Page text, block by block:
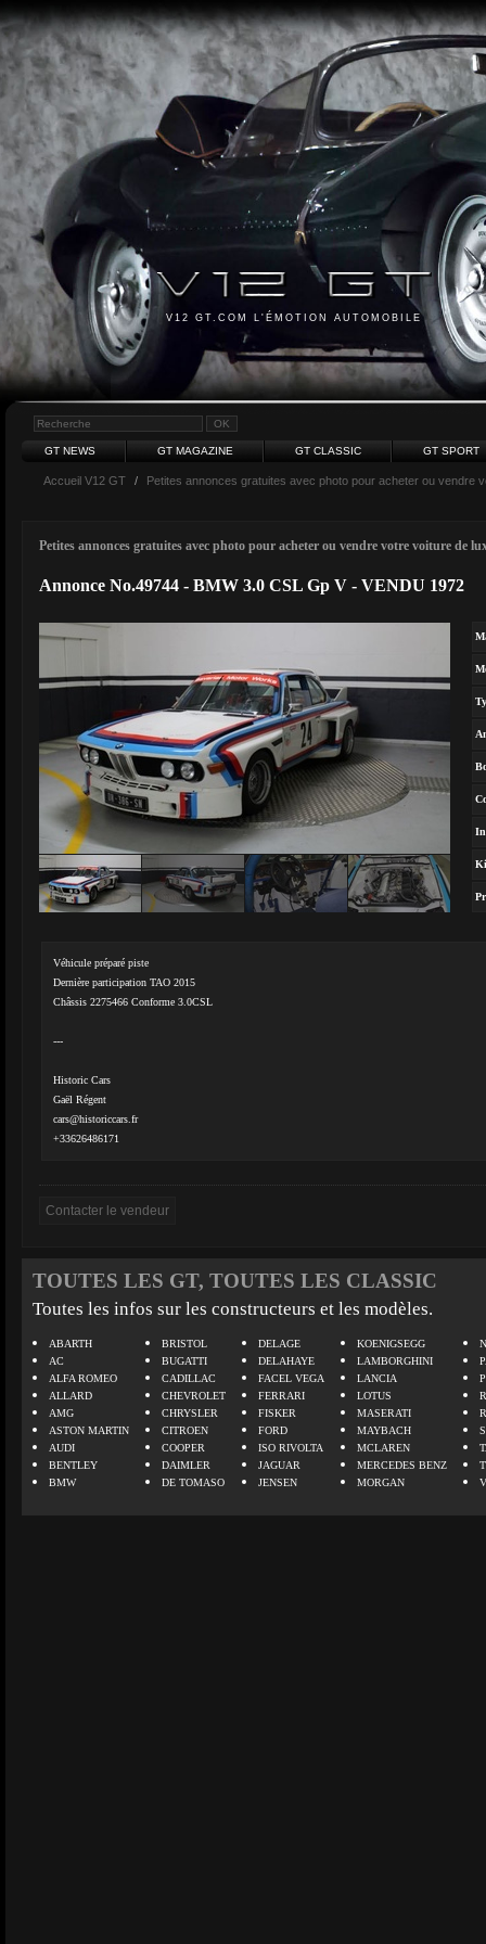
V12 GT.COM L'ÉMOTION AUTOMOBILE
GT NEWS GT MAGAZINE GT CLASSIC GT SPORT
Accueil V12 GT / Petites annonces gratuites avec photo pour acheter ou vendre
Petites annonces gratuites avec photo pour acheter ou vendre votre voiture de
Annonce No.49744 - BMW 3.0 CSL Gp V - VENDU 1972
Véhicule préparé piste
Dernière participation TAO 2015
Châssis 2275466 Conforme 3.0CSL
---
Historic Cars
Gaël Régent
cars@historiccars.fr
+33626486171
TOUTES LES GT, TOUTES LES CLASSIC
Toutes les infos sur les constructeurs et les modèles.
ABARTH
AC
ALFA ROMEO
ALLARD
AMG
ASTON MARTIN
AUDI
BENTLEY
BMW
BRISTOL
BUGATTI
CADILLAC
CHEVROLET
CHRYSLER
CITROEN
COOPER
DAIMLER
DE TOMASO
DELAGE
DELAHAYE
FACEL VEGA
FERRARI
FISKER
FORD
ISO RIVOLTA
JAGUAR
JENSEN
KOENIGSEGG
LAMBORGHINI
LANCIA
LOTUS
MASERATI
MAYBACH
MCLAREN
MERCEDES BENZ
MORGAN